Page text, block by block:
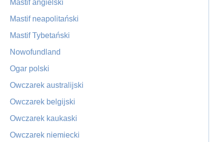
Mastif angielski
Mastif neapolitański
Mastif Tybetański
Nowofundland
Ogar polski
Owczarek australijski
Owczarek belgijski
Owczarek kaukaski
Owczarek niemiecki